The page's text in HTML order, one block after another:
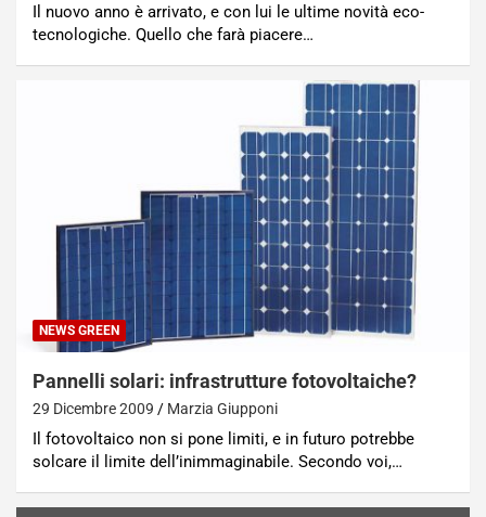
Il nuovo anno è arrivato, e con lui le ultime novità eco-
tecnologiche. Quello che farà piacere…
NEWS GREEN
Pannelli solari: infrastrutture fotovoltaiche?
29 Dicembre 2009 Marzia Giupponi
Il fotovoltaico non si pone limiti, e in futuro potrebbe
solcare il limite dell’inimmaginabile. Secondo voi,…